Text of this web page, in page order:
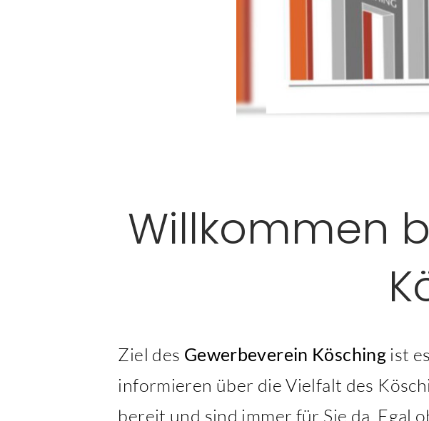
Willkommen
Ziel des Gewerbeverein Kösching ist
informieren über die Vielfalt des
bereit und sind immer für Sie da. Egal